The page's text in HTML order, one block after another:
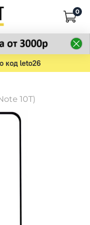
0
код leto26
10T)